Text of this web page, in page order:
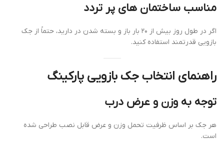
مناسب ساختمان های پر تردد
اگر در طول روز بیش از ۲۰ بار باز و بسته شدن در دارید، حتماً از جک
بازویی قدرتمند استفاده کنید.
راهنمای انتخاب جک بازویی پارکینگ
توجه به وزن و عرض درب
هر جک بر اساس ظرفیت تحمل وزن و عرض قابل نصب طراحی شده
است.